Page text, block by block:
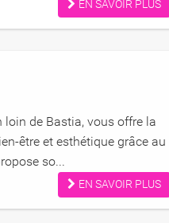
EN SAVOIR PLUS
loin de Bastia, vous offre la
être et esthétique grâce au
so...
EN SAVOIR PLUS